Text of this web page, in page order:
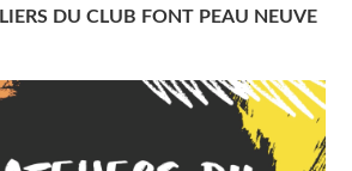
DU CLUB FONT PEAU NEUVE